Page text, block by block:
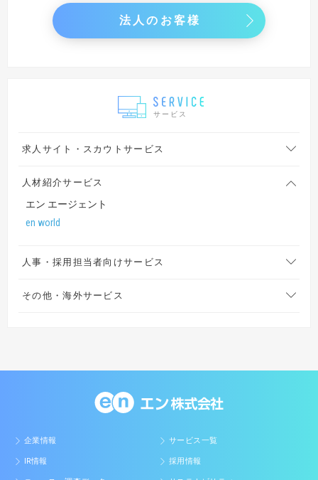
サービス
求人サイト・スカウトサービス
人材紹介サービス
エン エージェント
en world
人事・採用担当者向けサービス
その他・海外サービス
法人のお客様
企業情報 サービス一覧
IR情報 採用情報